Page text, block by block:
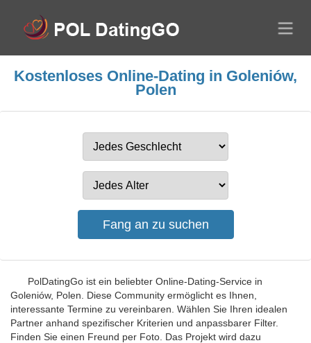
Kostenloses Online-Dating in Goleniów,
Polen
PolDatingGo ist ein beliebter Online-Dating-Service in
Goleniów, Polen. Diese Community ermöglicht es Ihnen,
interessante Termine zu vereinbaren. Wählen Sie Ihren idealen
Partner anhand spezifischer Kriterien und anpassbarer Filter.
Finden Sie einen Freund per Foto. Das Projekt wird dazu